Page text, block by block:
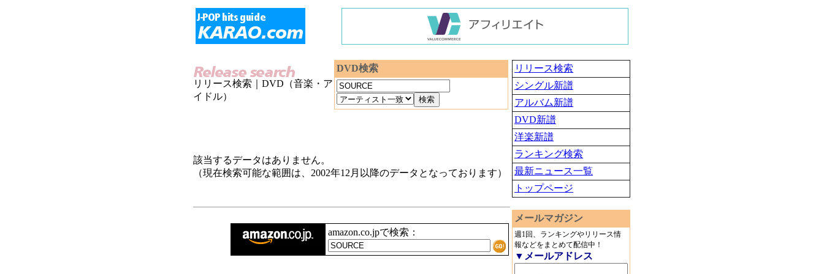
リリース検索｜DVD（音楽・ア
イドル）
DVD検索
該当するデータはありません。
（現在検索可能な範囲は、2002年12月以降のデータとなっております）
amazon.co.jpで検索：
リリース検索
シングル新譜
アルバム新譜
DVD新譜
洋楽新譜
ランキング検索
最新ニュース一覧
トップページ
メールマガジン
週1回、ランキングやリリース情
報などをまとめて配信中！
▼メールアドレス